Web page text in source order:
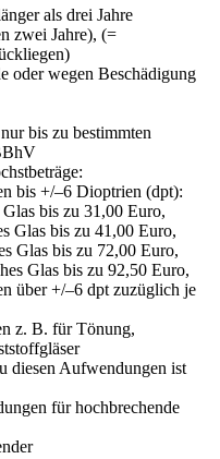
als drei Jahre
zwei Jahre), (=
oder wegen Beschädigung
bis zu bestimmten
bis +/–6 Dioptrien (dpt):
bis zu 31,00 Euro,
Glas bis zu 41,00 Euro,
Glas bis zu 72,00 Euro,
Glas bis zu 92,50 Euro,
über +/–6 dpt zuzüglich je
z. B. für Tönung,
diesen Aufwendungen ist
für hochbrechende